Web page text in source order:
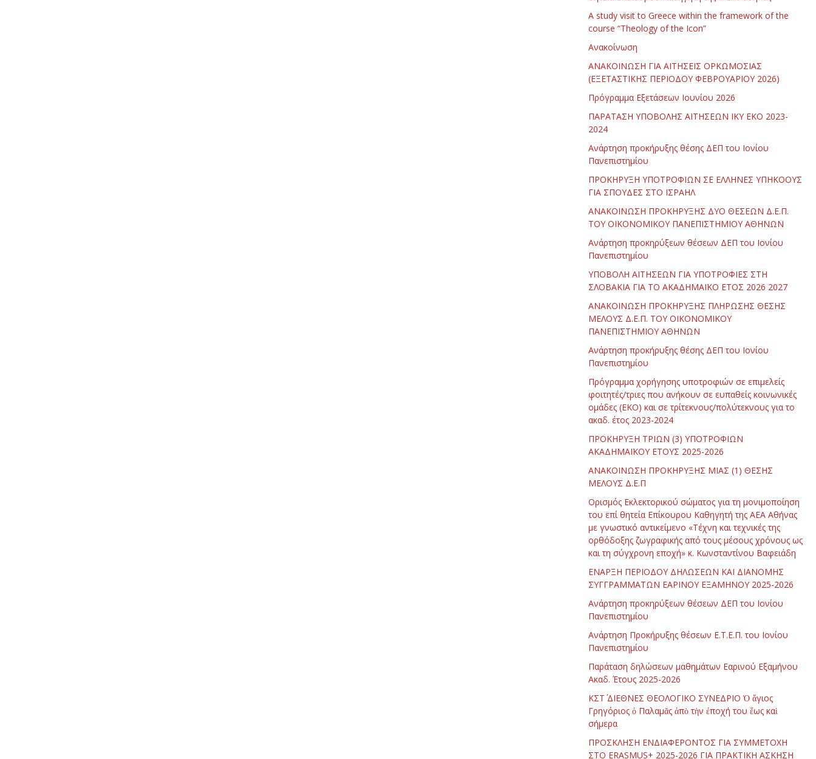
Α study visit to Greece within the framework of the
course “Theology of the Icon”
Ανακοίνωση
ΑΝΑΚΟΙΝΩΣΗ ΓΙΑ ΑΙΤΗΣΕΙΣ ΟΡΚΩΜΟΣΙΑΣ
(ΕΞΕΤΑΣΤΙΚΗΣ ΠΕΡΙΟΔΟΥ ΦΕΒΡΟΥΑΡΙΟΥ 2026)
Πρόγραμμα Εξετάσεων Ιουνίου 2026
ΠΑΡΑΤΑΣΗ ΥΠΟΒΟΛΗΣ ΑΙΤΗΣΕΩΝ ΙΚΥ ΕΚΟ 2023-
2024
Ανάρτηση προκήρυξης θέσης ΔΕΠ του Ιονίου
Πανεπιστημίου
ΠΡΟΚΗΡΥΞΗ ΥΠΟΤΡΟΦΙΩΝ ΣΕ ΕΛΛΗΝΕΣ ΥΠΗΚΟΟΥΣ
ΓΙΑ ΣΠΟΥΔΕΣ ΣΤΟ ΙΣΡΑΗΛ
ΑΝΑΚΟΙΝΩΣΗ ΠΡΟΚΗΡΥΞΗΣ ΔΥΟ ΘΕΣΕΩΝ Δ.Ε.Π.
ΤΟΥ ΟΙΚΟΝΟΜΙΚΟΥ ΠΑΝΕΠΙΣΤΗΜΙΟΥ ΑΘΗΝΩΝ
Ανάρτηση προκηρύξεων θέσεων ΔΕΠ του Ιονίου
Πανεπιστημίου
ΥΠΟΒΟΛΗ ΑΙΤΗΣΕΩΝ ΓΙΑ ΥΠΟΤΡΟΦΙΕΣ ΣΤΗ
ΣΛΟΒΑΚΙΑ ΓΙΑ ΤΟ ΑΚΑΔΗΜΑΪΚΟ ΕΤΟΣ 2026 2027
ΑΝΑΚΟΙΝΩΣΗ ΠΡΟΚΗΡΥΞΗΣ ΠΛΗΡΩΣΗΣ ΘΕΣΗΣ
ΜΕΛΟΥΣ Δ.Ε.Π. ΤΟΥ ΟΙΚΟΝΟΜΙΚΟΥ
ΠΑΝΕΠΙΣΤΗΜΙΟΥ ΑΘΗΝΩΝ
Ανάρτηση προκήρυξης θέσης ΔΕΠ του Ιονίου
Πανεπιστημίου
Πρόγραμμα χορήγησης υποτροφιών σε επιμελείς
φοιτητές/τριες που ανήκουν σε ευπαθείς κοινωνικές
ομάδες (ΕΚΟ) και σε τρίτεκνους/πολύτεκνους για το
ακαδ. έτος 2023-2024
ΠΡΟΚΗΡΥΞΗ ΤΡΙΩΝ (3) ΥΠΟΤΡΟΦΙΩΝ
ΑΚΑΔΗΜΑΪΚΟΥ ΕΤΟΥΣ 2025-2026
ΑΝΑΚΟΙΝΩΣΗ ΠΡΟΚΗΡΥΞΗΣ ΜΙΑΣ (1) ΘΕΣΗΣ
ΜΕΛΟΥΣ Δ.Ε.Π
Ορισμός Εκλεκτορικού σώματος για τη μονιμοποίηση
του επί θητεία Επίκουρου Καθηγητή της ΑΕΑ Αθήνας
με γνωστικό αντικείμενο «Τέχνη και τεχνικές της
ορθόδοξης ζωγραφικής από τους μέσους χρόνους ως
και τη σύγχρονη εποχή» κ. Κωνσταντίνου Βαφειάδη
ΕΝΑΡΞΗ ΠΕΡΙΟΔΟΥ ΔΗΛΩΣΕΩΝ ΚΑΙ ΔΙΑΝΟΜΗΣ
ΣΥΓΓΡΑΜΜΑΤΩΝ ΕΑΡΙΝΟΥ ΕΞΑΜΗΝΟΥ 2025-2026
Ανάρτηση προκηρύξεων θέσεων ΔΕΠ του Ιονίου
Πανεπιστημίου
Ανάρτηση Προκήρυξης θέσεων Ε.Τ.Ε.Π. του Ιονίου
Πανεπιστημίου
Παράταση δηλώσεων μαθημάτων Εαρινού Εξαμήνου
Ακαδ. Έτους 2025-2026
ΚΣΤ΄ ΔΙΕΘΝΕΣ ΘΕΟΛΟΓΙΚΟ ΣΥΝΕΔΡΙΟ Ὁ ἅγιος
Γρηγόριος ὁ Παλαμᾶς ἀπὸ τὴν ἐποχή του ἕως καὶ
σήμερα
ΠΡΟΣΚΛΗΣΗ ΕΝΔΙΑΦΕΡΟΝΤΟΣ ΓΙΑ ΣΥΜΜΕΤΟΧΗ
ΣΤΟ ERASMUS+ 2025-2026 ΓΙΑ ΠΡΑΚΤΙΚΗ ΑΣΚΗΣΗ